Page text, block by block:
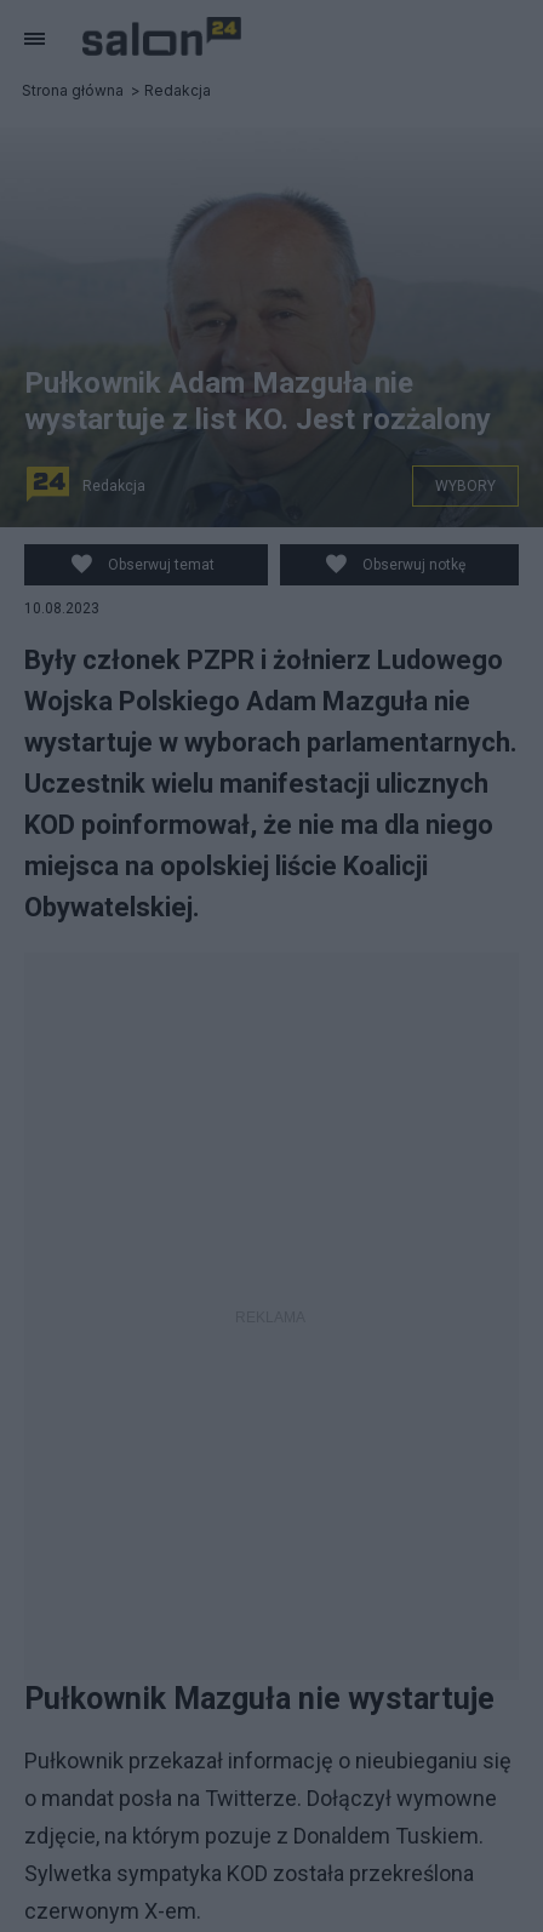
Strona główna Redakcja
źródło: Facebook
Pułkownik Adam Mazguła nie
wystartuje z list KO. Jest rozżalony
Redakcja WYBORY
Obserwuj temat Obserwuj notkę
10.08.2023
Były członek PZPR i żołnierz Ludowego
Wojska Polskiego Adam Mazguła nie
wystartuje w wyborach parlamentarnych.
Uczestnik wielu manifestacji ulicznych
KOD poinformował, że nie ma dla niego
miejsca na opolskiej liście Koalicji
Obywatelskiej.
Pułkownik Mazguła nie wystartuje
Pułkownik przekazał informację o nieubieganiu się
o mandat posła na Twitterze. Dołączył wymowne
zdjęcie, na którym pozuje z Donaldem Tuskiem.
Sylwetka sympatyka KOD została przekreślona
czerwonym X-em.